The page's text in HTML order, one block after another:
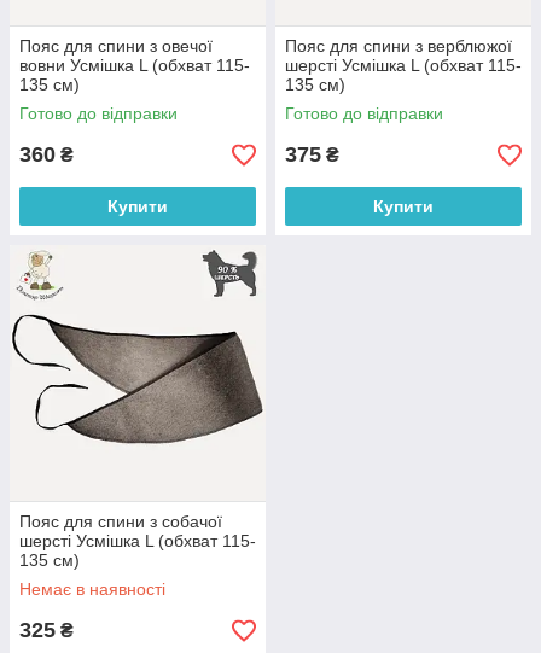
Пояс для спини з овечої
вовни Усмішка L (обхват 115-
135 см)
Готово до відправки
360 ₴
Купити
Пояс для спини з верблюжої
шерсті Усмішка L (обхват 115-
135 см)
Готово до відправки
375 ₴
Купити
Пояс для спини з собачої
шерсті Усмішка L (обхват 115-
135 см)
Немає в наявності
325 ₴